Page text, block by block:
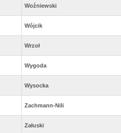
Woźniewski
Wójcik
Wrzoł
Wygoda
Wysocka
Zachmann-Nili
Załuski